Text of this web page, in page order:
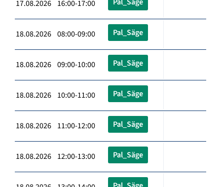
17.08.2026 16:00-17:00
18.08.2026 08:00-09:00 Pal_Säge
18.08.2026 09:00-10:00 Pal_Säge
18.08.2026 10:00-11:00 Pal_Säge
18.08.2026 11:00-12:00 Pal_Säge
18.08.2026 12:00-13:00 Pal_Säge